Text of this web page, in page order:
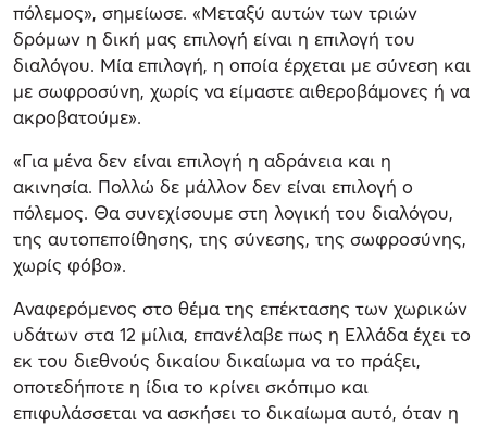
πόλεμος», σημείωσε. «Μεταξύ αυτών των τριών
δρόμων η δική μας επιλογή είναι η επιλογή του
διαλόγου. Μία επιλογή, η οποία έρχεται με σύνεση και
με σωφροσύνη, χωρίς να είμαστε αιθεροβάμονες ή να
ακροβατούμε».
«Για μένα δεν είναι επιλογή η αδράνεια και η
ακινησία. Πολλώ δε μάλλον δεν είναι επιλογή ο
πόλεμος. Θα συνεχίσουμε στη λογική του διαλόγου,
της αυτοπεποίθησης, της σύνεσης, της σωφροσύνης,
χωρίς φόβο».
Αναφερόμενος στο θέμα της επέκτασης των χωρικών
υδάτων στα 12 μίλια, επανέλαβε πως η Ελλάδα έχει το
εκ του διεθνούς δικαίου δικαίωμα να το πράξει,
οποτεδήποτε η ίδια το κρίνει σκόπιμο και
επιφυλάσσεται να ασκήσει το δικαίωμα αυτό, όταν η